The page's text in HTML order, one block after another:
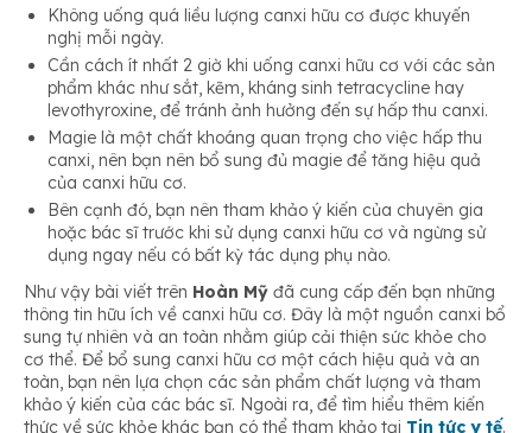
Không uống quá liều lượng canxi hữu cơ được khuyến
nghị mỗi ngày.
Cần cách ít nhất 2 giờ khi uống canxi hữu cơ với các sản
phẩm khác như sắt, kẽm, kháng sinh tetracycline hay
levothyroxine, để tránh ảnh hưởng đến sự hấp thu canxi.
Magie là một chất khoáng quan trọng cho việc hấp thu
canxi, nên bạn nên bổ sung đủ magie để tăng hiệu quả
của canxi hữu cơ.
Bên cạnh đó, bạn nên tham khảo ý kiến của chuyên gia
hoặc bác sĩ trước khi sử dụng canxi hữu cơ và ngừng sử
dụng ngay nếu có bất kỳ tác dụng phụ nào.
Như vậy bài viết trên Hoàn Mỹ đã cung cấp đến bạn những
thông tin hữu ích về canxi hữu cơ. Đây là một nguồn canxi bổ
sung tự nhiên và an toàn nhằm giúp cải thiện sức khỏe cho
cơ thể. Để bổ sung canxi hữu cơ một cách hiệu quả và an
toàn, bạn nên lựa chọn các sản phẩm chất lượng và tham
khảo ý kiến của các bác sĩ. Ngoài ra, để tìm hiểu thêm kiến
thức về sức khỏe khác bạn có thể tham khảo tại Tin tức y tế.